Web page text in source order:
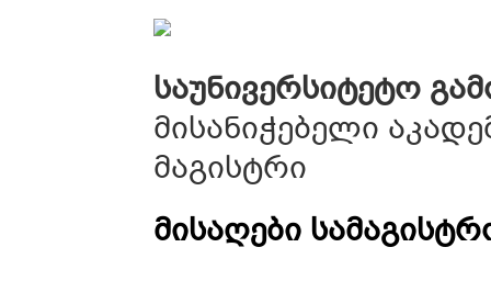
საუნივერსიტეტო
მისანიჭებელი
მაგისტრი
მისაღები